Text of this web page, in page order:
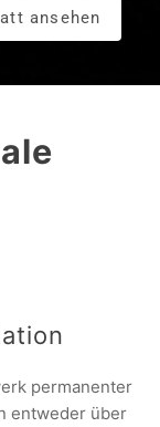
ansehen
permanenter
entweder über